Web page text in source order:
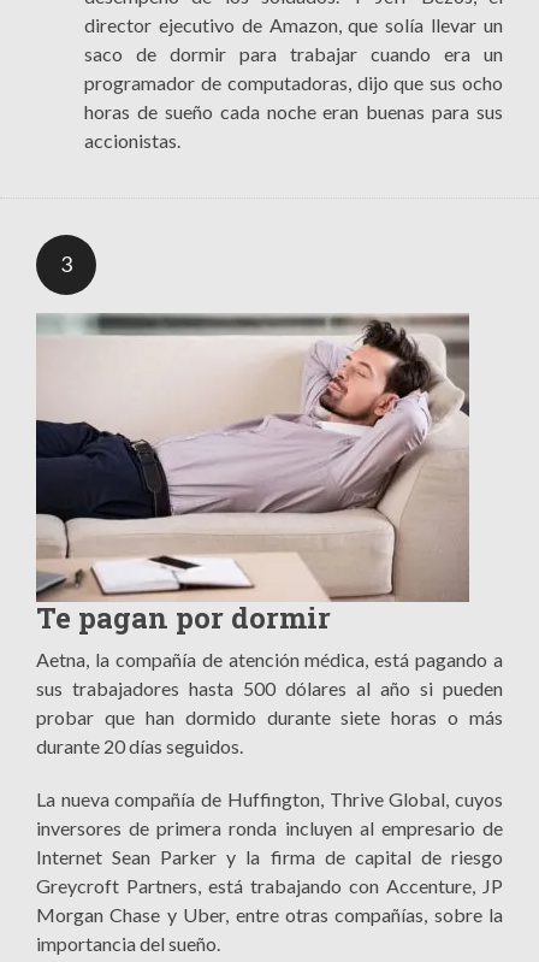
director ejecutivo de Amazon, que solía llevar un
saco de dormir para trabajar cuando era un
programador de computadoras, dijo que sus ocho
horas de sueño cada noche eran buenas para sus
accionistas.
3
Te pagan por dormir
Aetna, la compañía de atención médica, está pagando a
sus trabajadores hasta 500 dólares al año si pueden
probar que han dormido durante siete horas o más
durante 20 días seguidos.
La nueva compañía de Huffington, Thrive Global, cuyos
inversores de primera ronda incluyen al empresario de
Internet Sean Parker y la firma de capital de riesgo
Greycroft Partners, está trabajando con Accenture, JP
Morgan Chase y Uber, entre otras compañías, sobre la
importancia del sueño.